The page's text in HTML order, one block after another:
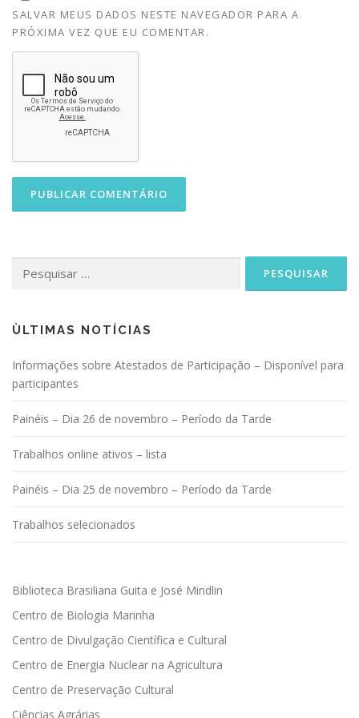
SALVAR MEUS DADOS NESTE NAVEGADOR PARA A
PRÓXIMA VEZ QUE EU COMENTAR.
por:
ÙLTIMAS NOTÍCIAS
Informações sobre Atestados de Participação – Disponível para
participantes
Painéis – Dia 26 de novembro – Período da Tarde
Trabalhos online ativos – lista
Painéis – Dia 25 de novembro – Período da Tarde
Trabalhos selecionados
Biblioteca Brasiliana Guita e José Mindlin
Centro de Biologia Marinha
Centro de Divulgação Científica e Cultural
Centro de Energia Nuclear na Agricultura
Centro de Preservação Cultural
Ciências Agrárias